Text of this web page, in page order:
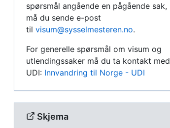
spørsmål angående en pågående sak,
må du sende e-post
til visum@sysselmesteren.no.
For generelle spørsmål om visum og
utlendingssaker må du ta kontakt med
UDI: Innvandring til Norge - UDI
Skjema